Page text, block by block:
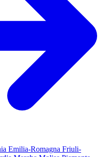
Emilia-Romagna Friuli-